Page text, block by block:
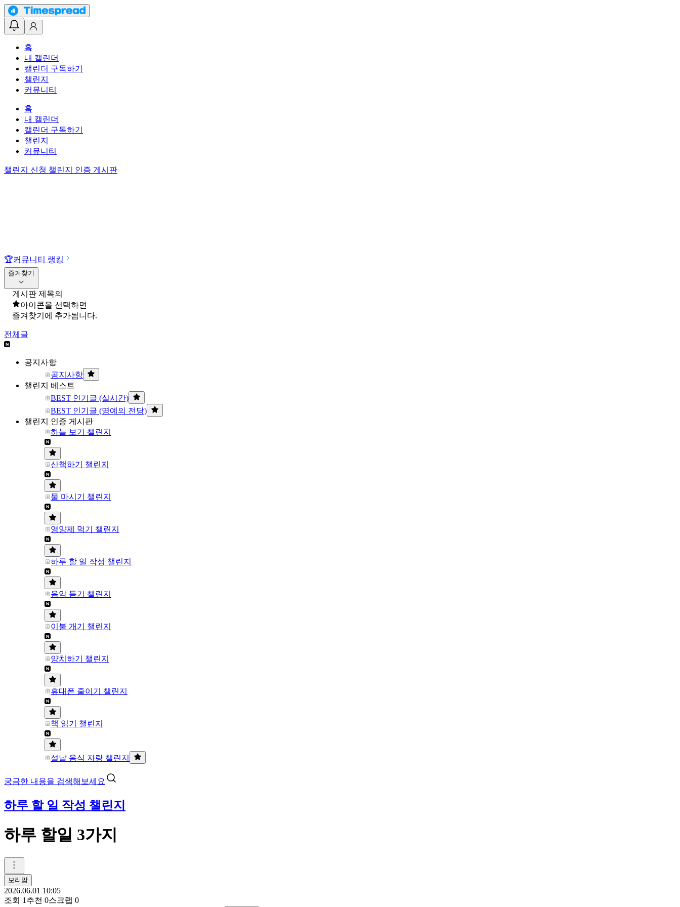
홈
내 캘린더
캘린더 구독하기
챌린지
커뮤니티
홈
내 캘린더
캘린더 구독하기
챌린지
커뮤니티
챌린지 신청 챌린지 인증 게시판
🏆커뮤니티 랭킹
즐겨찾기
게시판 제목의
아이콘을 선택하면
즐겨찾기에 추가됩니다.
전체글
공지사항
공지사항
챌린지 베스트
BEST 인기글 (실시간)
BEST 인기글 (명예의 전당)
챌린지 인증 게시판
하늘 보기 챌린지
산책하기 챌린지
물 마시기 챌린지
영양제 먹기 챌린지
하루 할 일 작성 챌린지
음악 듣기 챌린지
이불 개기 챌린지
양치하기 챌린지
휴대폰 줄이기 챌린지
책 읽기 챌린지
설날 음식 자랑 챌린지
궁금한 내용을 검색해보세요
하루 할 일 작성 챌린지
하루 할일 3가지
보리맘
2026.06.01 10:05
조회 1 추천 0스크랩 0